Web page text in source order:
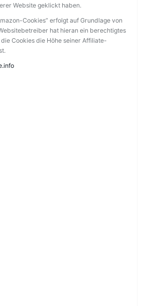
Website geklickt haben.
Cookies” erfolgt auf Grundlage von
hat hieran ein berechtigtes
Cookies die Höhe seiner Affiliate-